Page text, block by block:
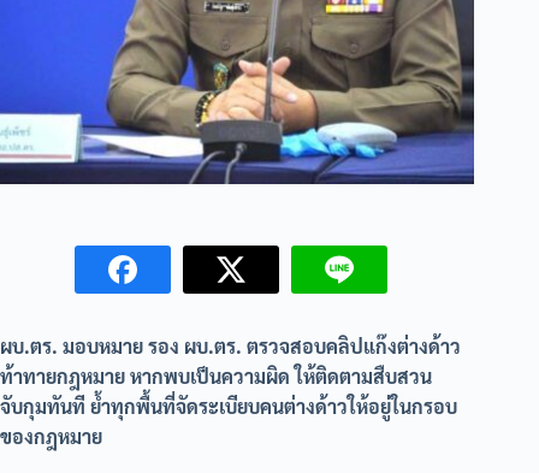
ผบ.ตร. มอบหมาย รอง ผบ.ตร. ตรวจสอบคลิปแก๊งต่างด้าว
ท้าทายกฎหมาย หากพบเป็นความผิด ให้ติดตามสืบสวน
จับกุมทันที ย้ำทุกพื้นที่จัดระเบียบคนต่างด้าวให้อยู่ในกรอบ
ของกฎหมาย